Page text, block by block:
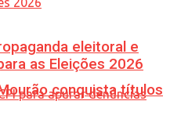
conquista títulos
eleitoral e
as Eleições 2026